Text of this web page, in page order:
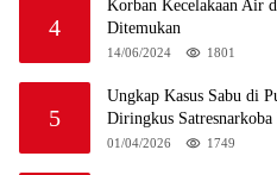
4
Korban Kecelakaan Air
Ditemukan
14/06/2024 1801
5
Ungkap Kasus Sabu di
Diringkus Satresnarkoba
01/04/2026 1749